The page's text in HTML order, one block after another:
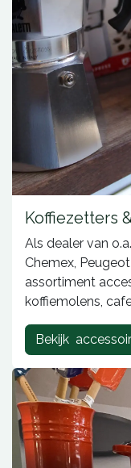
Koffiezetters
Als dealer van
Chemex,
assortiment
koffiemolens,
Bekijk